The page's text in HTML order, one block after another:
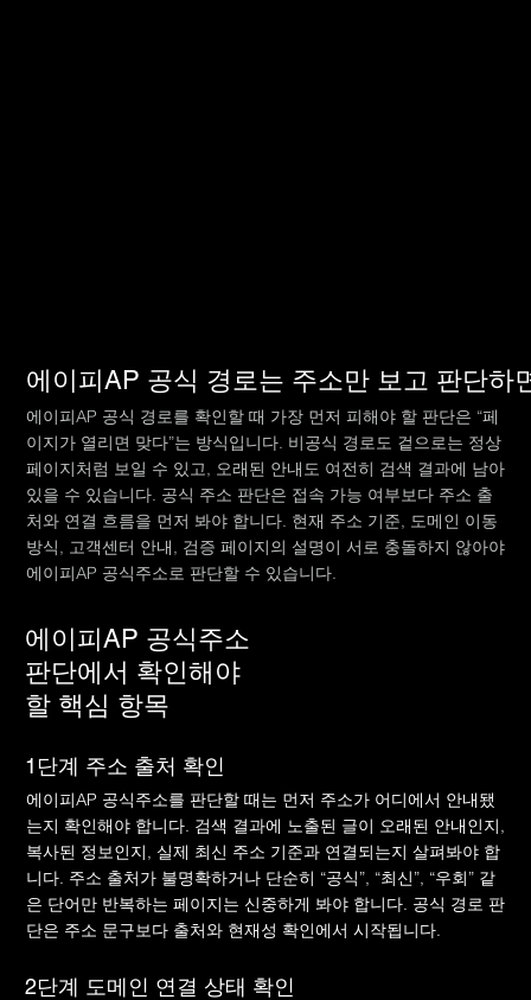
에이피AP 공식 경로는 주소만 보고 판단하
에이피AP 공식 경로를 확인할 때 가장 먼저 피해야 할 판단은 “페
이지가 열리면 맞다”는 방식입니다. 비공식 경로도 겉으로는 정상
페이지처럼 보일 수 있고, 오래된 안내도 여전히 검색 결과에 남아
있을 수 있습니다. 공식 주소 판단은 접속 가능 여부보다 주소 출
처와 연결 흐름을 먼저 봐야 합니다. 현재 주소 기준, 도메인 이동
방식, 고객센터 안내, 검증 페이지의 설명이 서로 충돌하지 않아야
에이피AP 공식주소로 판단할 수 있습니다.
에이피AP 공식주소
판단에서 확인해야
할 핵심 항목
1단계 주소 출처 확인
에이피AP 공식주소를 판단할 때는 먼저 주소가 어디에서 안내됐
는지 확인해야 합니다. 검색 결과에 노출된 글이 오래된 안내인지,
복사된 정보인지, 실제 최신 주소 기준과 연결되는지 살펴봐야 합
니다. 주소 출처가 불명확하거나 단순히 “공식”, “최신”, “우회” 같
은 단어만 반복하는 페이지는 신중하게 봐야 합니다. 공식 경로 판
단은 주소 문구보다 출처와 현재성 확인에서 시작됩니다.
2단계 도메인 연결 상태 확인